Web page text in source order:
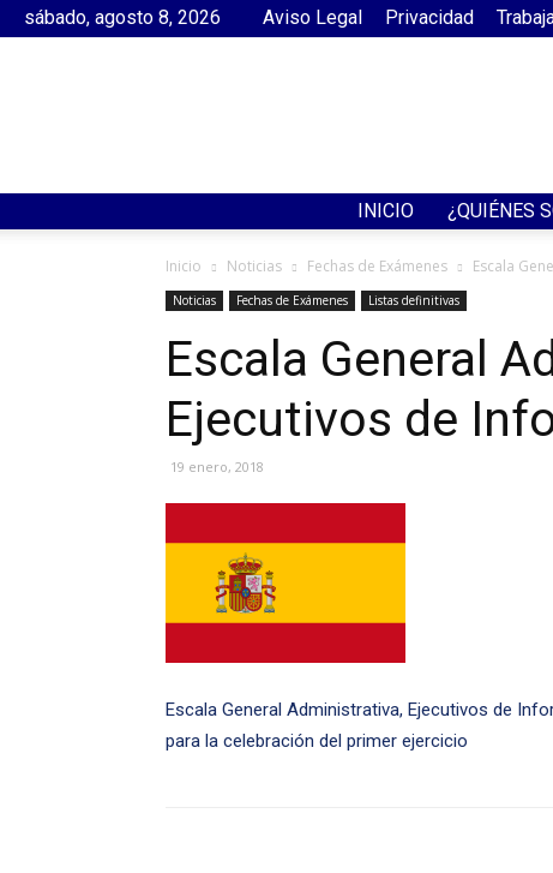
sábado, agosto 8, 2026 Aviso Legal Privacidad
INICIO ¿QUIÉNES
Inicio Noticias Fechas de Exámenes Escala
Noticias Fechas de Exámenes Listas definitivas
Escala General
Ejecutivos de
19 enero, 2018
Escala General Administrativa, Ejecutivos de
para la celebración del primer ejercicio